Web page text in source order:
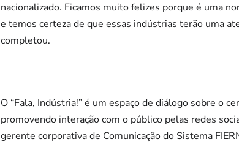
nacionalizado. Ficamos muito felizes porque é uma
e temos certeza de que essas indústrias terão uma
completou.
O “Fala, Indústria!” é um espaço de diálogo sobre o
promovendo interação com o público pelas redes
gerente corporativa de Comunicação do Sistema